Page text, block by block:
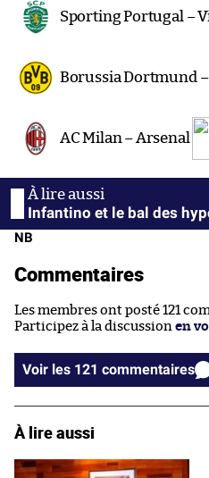
Sporting Portugal –
Borussia Dortmund –
AC Milan – Arsenal
Infantino et le bal des
NB
Commentaires
Les membres ont posté 121
Participez à la discussion en
Voir les 121 commentaires
À lire aussi